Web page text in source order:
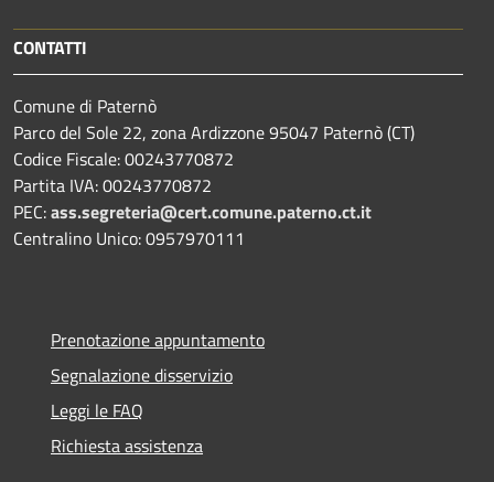
CONTATTI
Comune di Paternò
Parco del Sole 22, zona Ardizzone 95047 Paternò (CT)
Codice Fiscale: 00243770872
Partita IVA: 00243770872
PEC:ass.segreteria@cert.comune.paterno.ct.it
Centralino Unico: 0957970111
Prenotazione appuntamento
Segnalazione disservizio
Leggi le FAQ
Richiesta assistenza